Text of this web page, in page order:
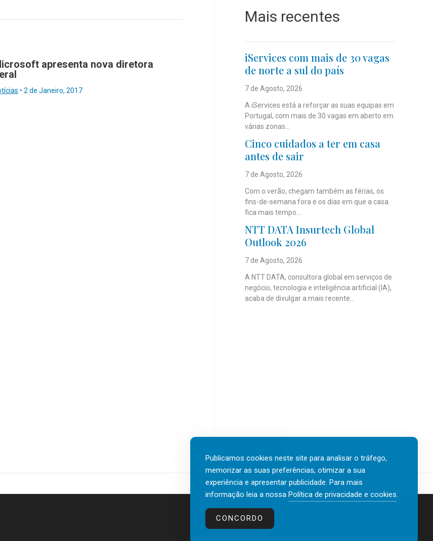
apresenta nova diretora
• 2 de Janeiro, 2017
Mais recentes
iServices com mais de 30 vagas
de norte a sul do país
7 de Agosto, 2026
A iServices está a reforçar as suas equipas em
Portugal, com mais de 30 vagas em aberto em
várias zonas...
Cinco cuidados a ter em casa
antes de sair
7 de Agosto, 2026
Com o verão, chegam também as férias, os
fins-de-semana fora e os dias em que a casa
fica mais tempo...
NTT DATA Insurtech Global
Outlook 2026
7 de Agosto, 2026
A NTT DATA, consultora global em serviços de
negócio, tecnologia e inteligência artificial (IA),
acaba de divulgar a mais recente...
Contactos
Publicamos cookies neste site para analisar o tráfego,
memorizar as suas preferências, otimizar a sua
experiência e apresentar publicidade. Para mais
informação leia a nossa Política de privacidade e cookies.
CONCORDO